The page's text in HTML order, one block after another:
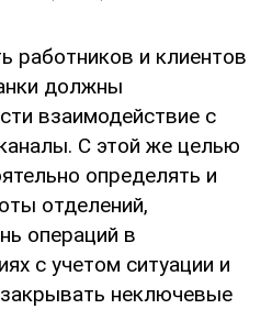
работников и клиентов
должны
взаимодействие с
С этой же целью
определять и
отделений,
операций в
с учетом ситуации и
неключевые